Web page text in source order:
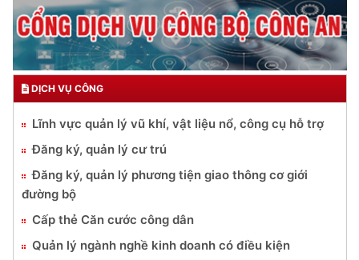
DỊCH VỤ CÔNG
Lĩnh vực quản lý vũ khí, vật liệu nổ, công cụ hỗ trợ
Đăng ký, quản lý cư trú
Đăng ký, quản lý phương tiện giao thông cơ giới
đường bộ
Cấp thẻ Căn cước công dân
Quản lý ngành nghề kinh doanh có điều kiện